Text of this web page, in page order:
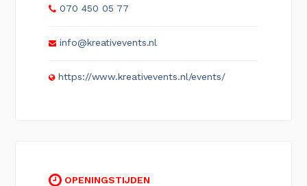
070 450 05 77
info@kreativevents.nl
https://www.kreativevents.nl/events/
OPENINGSTIJDEN